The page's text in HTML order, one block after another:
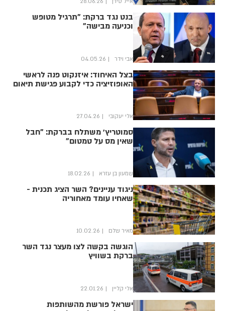
בנט נגד ברקת: "תרגיל מטופש
וכניעה מבישה"
אבי וידר 04.05.26
בצל האיחוד: איזנקוט פנה לראשי
האופוזיציה כדי לקבוע פגישת תיאום
אלי יעקובי 27.04.26
סמוטריץ׳ משתלח בברקת: "חבל
שאין מס על טמטום"
שמעון בן עזרא 18.02.26
ניגוד עניינים? השר הציג תכנית -
שאחיו עומד מאחוריה
מאיר שלם 10.02.26
הוגשה בקשה לצו מעצר נגד השר
ברקת בשוויץ
אלי קליין 22.01.26
ישראל פורשת מהשותפות